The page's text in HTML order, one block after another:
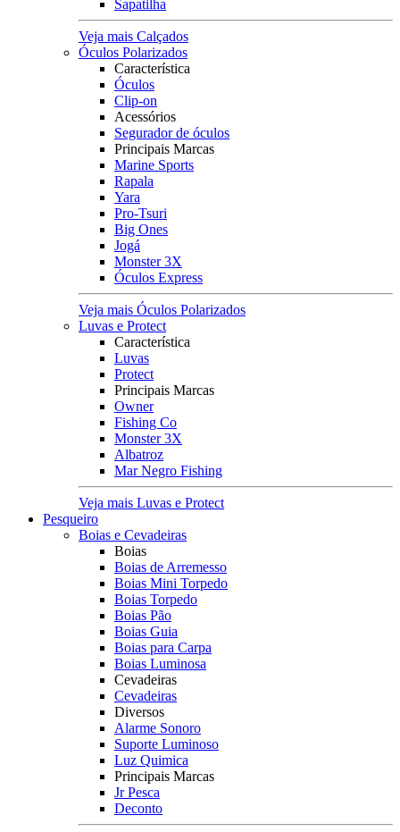
Sapatilha
Veja mais Calçados
Óculos Polarizados
Característica
Óculos
Clip-on
Acessórios
Segurador de óculos
Principais Marcas
Marine Sports
Rapala
Yara
Pro-Tsuri
Big Ones
Jogá
Monster 3X
Óculos Express
Veja mais Óculos Polarizados
Luvas e Protect
Característica
Luvas
Protect
Principais Marcas
Owner
Fishing Co
Monster 3X
Albatroz
Mar Negro Fishing
Veja mais Luvas e Protect
Pesqueiro
Boias e Cevadeiras
Boias
Boias de Arremesso
Boias Mini Torpedo
Boias Torpedo
Boias Pão
Boias Guia
Boias para Carpa
Boias Luminosa
Cevadeiras
Cevadeiras
Diversos
Alarme Sonoro
Suporte Luminoso
Luz Quimica
Principais Marcas
Jr Pesca
Deconto